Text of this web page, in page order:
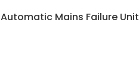
Automatic Mains Failure Unit